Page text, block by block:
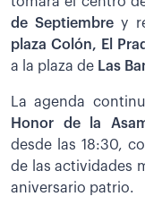
de Septiembre y
plaza Colón, El
a la plaza de Las
La agenda
Honor de la
desde las 18:30,
de las actividades
aniversario patrio.